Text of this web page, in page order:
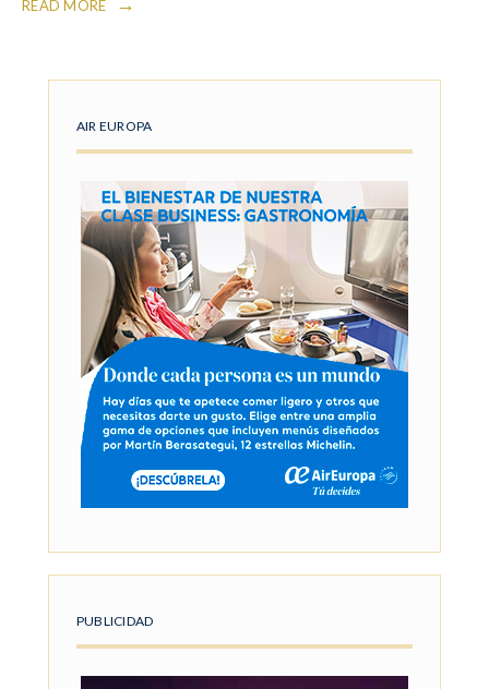
READ MORE
AIR EUROPA
PUBLICIDAD